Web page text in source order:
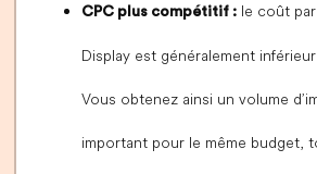
CPC plus compétitif : le coût
Display est généralement
Vous obtenez ainsi un volume
important pour le même budget,